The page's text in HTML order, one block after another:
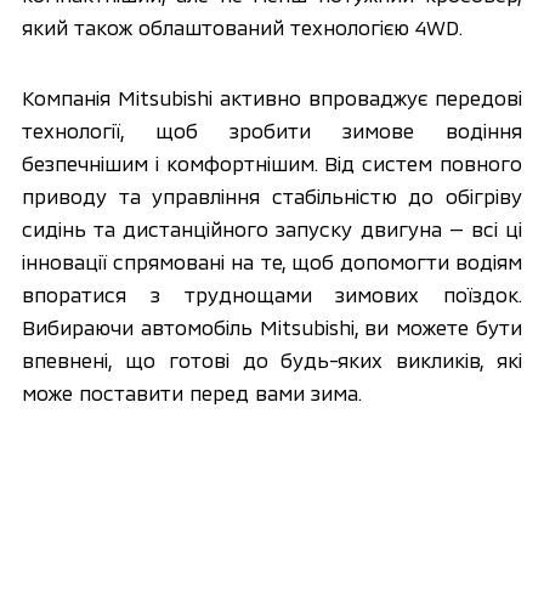
який також облаштований технологією 4WD.
Компанія Mitsubishi активно впроваджує передові
технології, щоб зробити зимове водіння
безпечнішим і комфортнішим. Від систем повного
приводу та управління стабільністю до обігріву
сидінь та дистанційного запуску двигуна — всі ці
інновації спрямовані на те, щоб допомогти водіям
впоратися з труднощами зимових поїздок.
Вибираючи автомобіль Mitsubishi, ви можете бути
впевнені, що готові до будь-яких викликів, які
може поставити перед вами зима.